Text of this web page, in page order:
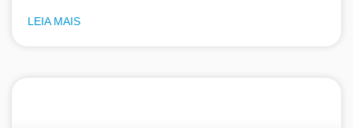
LEIA MAIS